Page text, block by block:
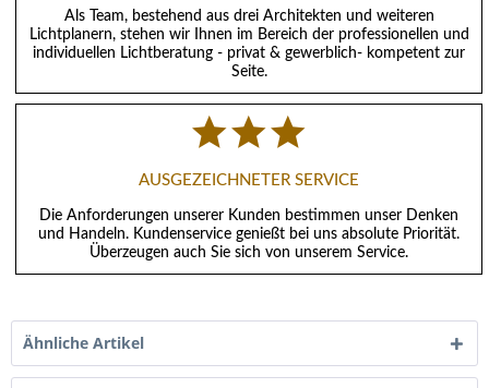
Als Team, bestehend aus drei Architekten und weiteren
Lichtplanern, stehen wir Ihnen im Bereich der professionellen und
individuellen Lichtberatung - privat & gewerblich- kompetent zur
Seite.
AUSGEZEICHNETER SERVICE
Die Anforderungen unserer Kunden bestimmen unser Denken
und Handeln. Kundenservice genießt bei uns absolute Priorität.
Überzeugen auch Sie sich von unserem Service.
Ähnliche Artikel